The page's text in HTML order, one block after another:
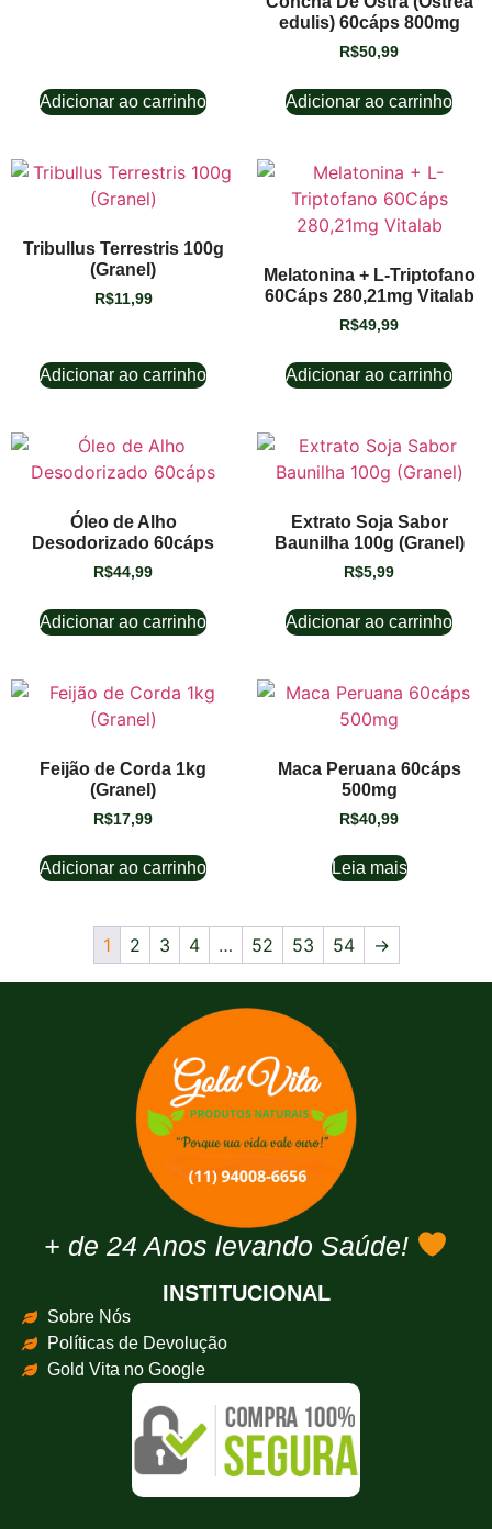
Adicionar ao carrinho
edulis) 60cáps 800mg
R$50,99
Adicionar ao carrinho
Tribullus Terrestris 100g
(Granel)
R$11,99
Adicionar ao carrinho
Melatonina + L-Triptofano
60Cáps 280,21mg Vitalab
R$49,99
Adicionar ao carrinho
Óleo de Alho
Desodorizado 60cáps
R$44,99
Adicionar ao carrinho
Extrato Soja Sabor
Baunilha 100g (Granel)
R$5,99
Adicionar ao carrinho
Feijão de Corda 1kg
(Granel)
R$17,99
Adicionar ao carrinho
Maca Peruana 60cáps
500mg
R$40,99
Leia mais
1 2 3 4 … 52 53 54 →
+ de 24 Anos levando Saúde!
INSTITUCIONAL
Sobre Nós
Políticas de Devolução
Gold Vita no Google